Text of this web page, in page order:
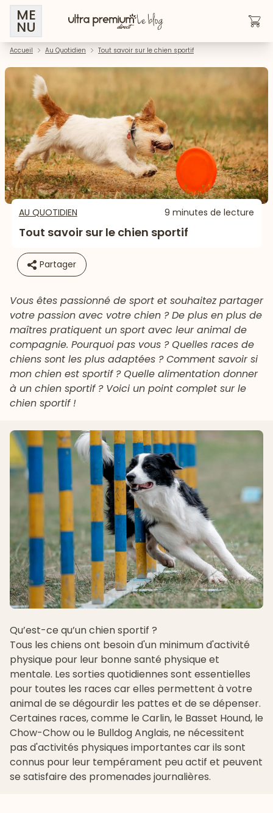
ME
NU
Accueil Au Quotidien Tout savoir sur le chien sportif
AU QUOTIDIEN 9 minutes de lecture
Tout savoir sur le chien sportif
Partager
Vous êtes passionné de sport et souhaitez partager
votre passion avec votre chien ? De plus en plus de
maîtres pratiquent un sport avec leur animal de
compagnie. Pourquoi pas vous ? Quelles races de
chiens sont les plus adaptées ? Comment savoir si
mon chien est sportif ? Quelle alimentation donner
à un chien sportif ? Voici un point complet sur le
chien sportif !
Qu’est-ce qu’un chien sportif ?
Tous les chiens ont besoin d'un minimum d'activité
physique pour leur bonne santé physique et
mentale. Les sorties quotidiennes sont essentielles
pour toutes les races car elles permettent à votre
animal de se dégourdir les pattes et de se dépenser.
Certaines races, comme le Carlin, le Basset Hound, le
Chow-Chowou le Bulldog Anglais, ne nécessitent
pas d'activités physiques importantes car ils sont
connus pour leur tempérament peu actif et peuvent
se satisfaire des promenades journalières.